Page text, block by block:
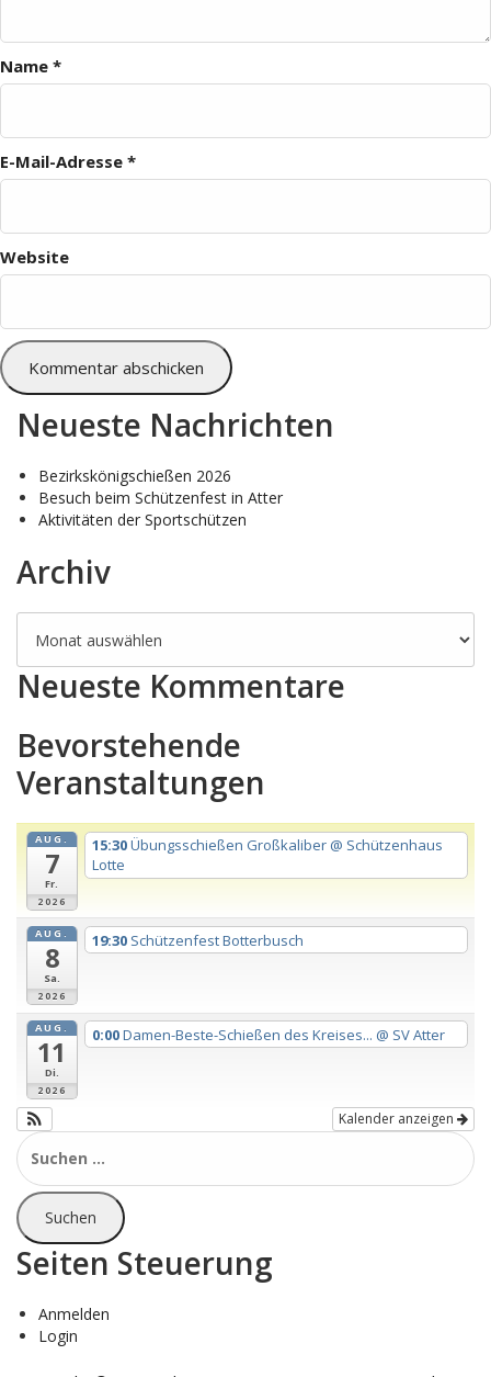
Name *
E-Mail-Adresse *
Website
Neueste Nachrichten
Bezirkskönigschießen 2026
Besuch beim Schützenfest in Atter
Aktivitäten der Sportschützen
Archiv
Neueste Kommentare
Bevorstehende
Veranstaltungen
AUG.
7
Fr.
2026
15:30Übungsschießen Großkaliber @ Schützenhaus
Lotte
AUG.
8
Sa.
2026
19:30 Schützenfest Botterbusch
AUG.
11
Di.
2026
0:00Damen-Beste-Schießen des Kreises... @ SV Atter
Kalender anzeigen
Suchen
nach:
Seiten Steuerung
Anmelden
Login